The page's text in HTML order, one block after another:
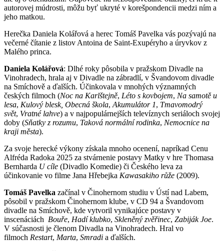
autorovej múdrosti, môžu byť ukryté v korešpondencii medzi ním a
jeho matkou.
Herečka Daniela Kolářová a herec Tomáš Pavelka vás pozývajú na
večerné čítanie z listov Antoina de Saint-Exupéryho a úryvkov z
Malého princa.
Daniela Kolářová: Dlhé roky pôsobila v pražskom Divadle na
Vinohradech, hrala aj v Divadle na zábradlí, v Švandovom divadle
na Smíchově a ďalších. Účinkovala v mnohých významných
českých filmoch (Noc na Karlštejně, Léto s kovbojem, Na samotě u
lesa, Kulový blesk, Obecná škola, Akumulátor 1, Tmavomodrý
svět, Vratné lahve) a v najpopulárnejších televíznych seriáloch svojej
doby (Sňatky z rozumu, Taková normální rodinka, Nemocnice na
kraji města).
Za svoje herecké výkony získala mnoho ocenení, napríkad Cenu
Alfréda Radoka 2025 za stvárnenie postavy Matky v hre Thomasa
Bernharda U cíle (Divadlo Komedie) či Českého leva za
účinkovanie vo filme Jana Hřebejka Kawasakiho růže (2009).
Tomáš Pavelka začínal v Činohernom studiu v Ústí nad Labem,
pôsobil v pražskom Činohernom klube, v CD 94 a Švandovom
divadle na Smíchově, kde vytvoril vynikajúce postavy v
inscenáciách Bouře, Hadí klubko, Skleněný zvěřinec, Zabiják Joe.
V súčasnosti je členom Divadla na Vinohradech. Hral vo
filmoch Restart, Marta, Smradi a ďalších.